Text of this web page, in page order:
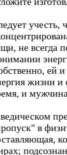
учесть,
не всегда
ей
жизни и
и
в